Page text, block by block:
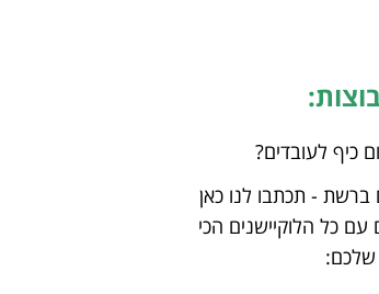
כיף לעובדים?
ברשת - תכתבו לנו כאן
כל הלוקיישנים הכי
שלכם: